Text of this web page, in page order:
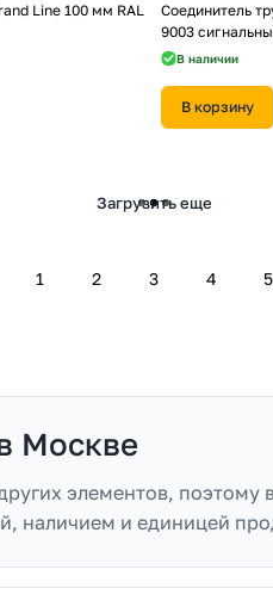
Line 100 мм RAL
Соединитель
9003
В наличии
В корзину
270 ₽/
В наличии
90мм 1м RAL
В наличии
В корзину